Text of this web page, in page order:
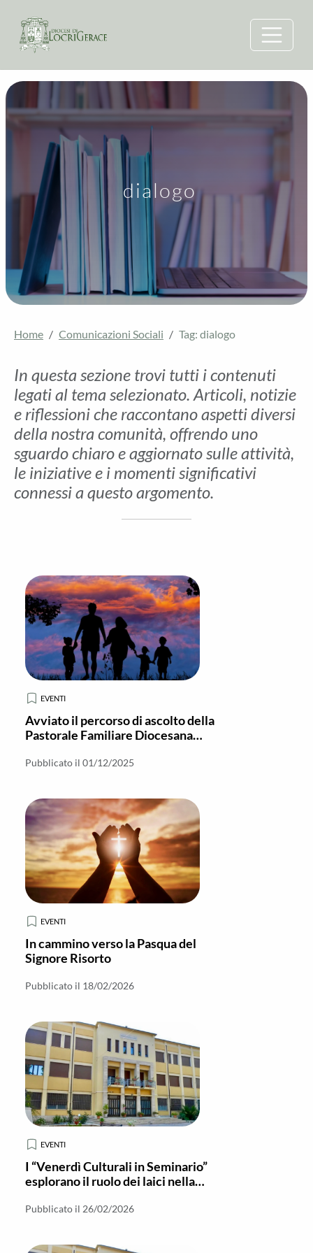
dialogo
Home Comunicazioni Sociali Tag: dialogo
In questa sezione trovi tutti i contenuti
legati al tema selezionato. Articoli, notizie
e riflessioni che raccontano aspetti diversi
della nostra comunità, offrendo uno
sguardo chiaro e aggiornato sulle attività,
le iniziative e i momenti significativi
connessi a questo argomento.
EVENTI
Avviato il percorso di ascolto della
Pastorale Familiare Diocesana
Pubblicato il 01/12/2025
EVENTI
In cammino verso la Pasqua del
Signore Risorto
Pubblicato il 18/02/2026
EVENTI
I “Venerdì Culturali in Seminario”
esplorano il ruolo dei laici nella
Pubblicato il 26/02/2026